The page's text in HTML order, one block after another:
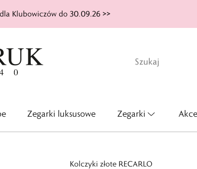
Klubowiczów do 30.09.26 >>
Zegarki luksusowe Zegarki
Kolczyki złote RECARLO